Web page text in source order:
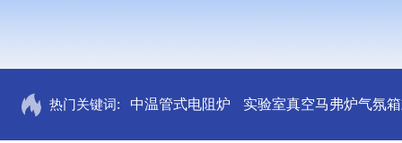
热门关键词: 中温管式电阻炉 实验室真空马弗炉气氛